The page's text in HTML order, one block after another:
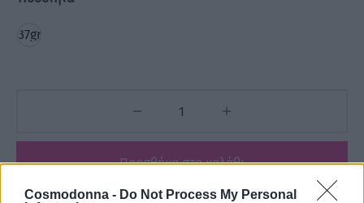
Cosmodonna - Do Not Process My Personal
37gr
Προσθήκη στο καλάθι